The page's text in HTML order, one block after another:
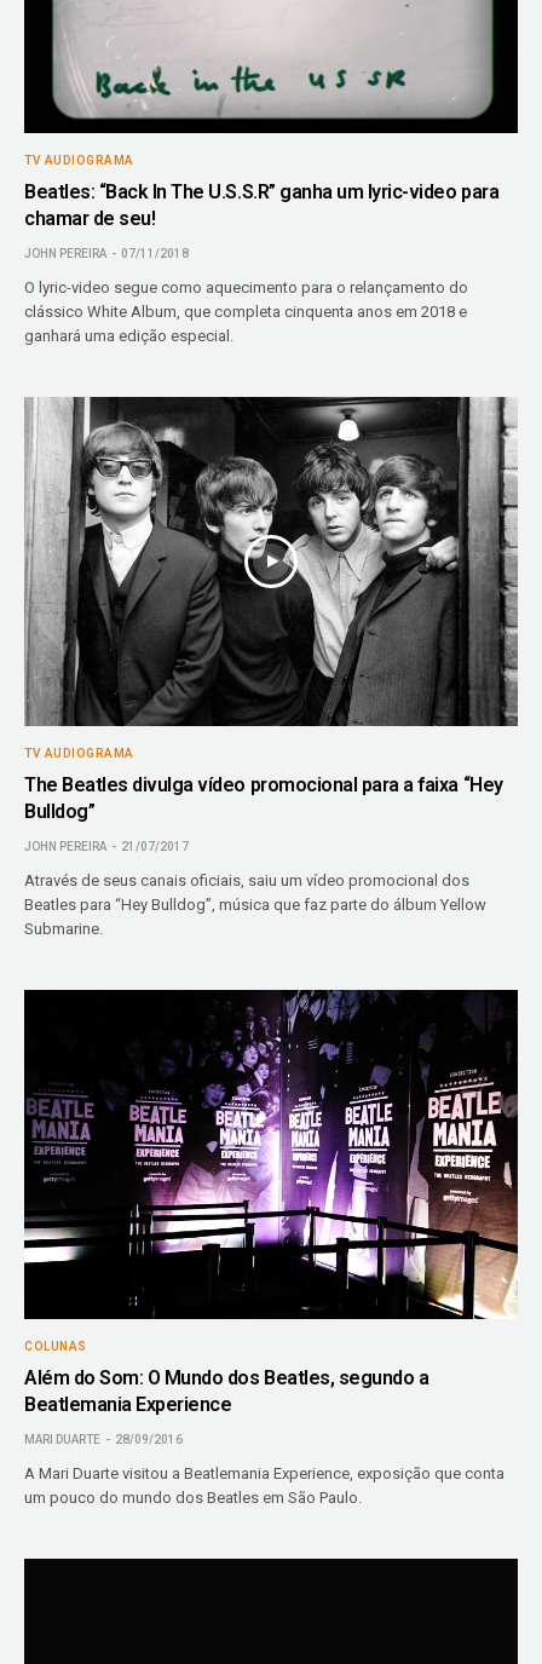
TV AUDIOGRAMA
Beatles: “Back In The U.S.S.R” ganha um lyric-video para
chamar de seu!
JOHN PEREIRA 07/11/2018
O lyric-video segue como aquecimento para o relançamento do
clássico White Album, que completa cinquenta anos em 2018 e
ganhará uma edição especial.
TV AUDIOGRAMA
The Beatles divulga vídeo promocional para a faixa “Hey
Bulldog”
JOHN PEREIRA 21/07/2017
Através de seus canais oficiais, saiu um vídeo promocional dos
Beatles para “Hey Bulldog”, música que faz parte do álbum Yellow
Submarine.
COLUNAS
Além do Som: O Mundo dos Beatles, segundo a
Beatlemania Experience
MARI DUARTE 28/09/2016
A Mari Duarte visitou a Beatlemania Experience, exposição que conta
um pouco do mundo dos Beatles em São Paulo.